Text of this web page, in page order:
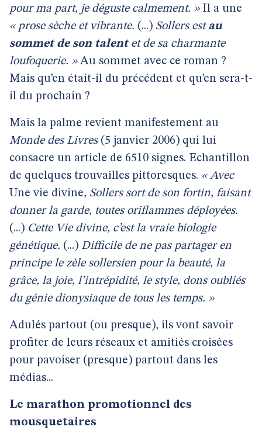
pour ma part, je déguste calmement. »Il a une
« prose sèche et vibrante. (...) Sollers est au
sommet de son talentet de sa charmante
loufoquerie. »Au sommet avec ce roman ?
Mais qu’en était-il du précédent et qu’en sera-t-
il du prochain ?
Mais la palme revient manifestement au
Monde des Livres(5 janvier 2006) qui lui
consacre un article de 6510 signes. Echantillon
de quelques trouvailles pittoresques. « Avec
Une vie divine, Sollers sort de son fortin, faisant
donner la garde, toutes oriflammes déployées.
(...) Cette Vie divine, c’est la vraie biologie
génétique. (...) Difficile de ne pas partager en
principe le zèle sollersien pour la beauté, la
grâce, la joie, l’intrépidité, le style, dons oubliés
du génie dionysiaque de tous les temps. »
Adulés partout (ou presque), ils vont savoir
profiter de leurs réseaux et amitiés croisées
pour pavoiser (presque) partout dans les
médias...
Le marathon promotionnel des
mousquetaires